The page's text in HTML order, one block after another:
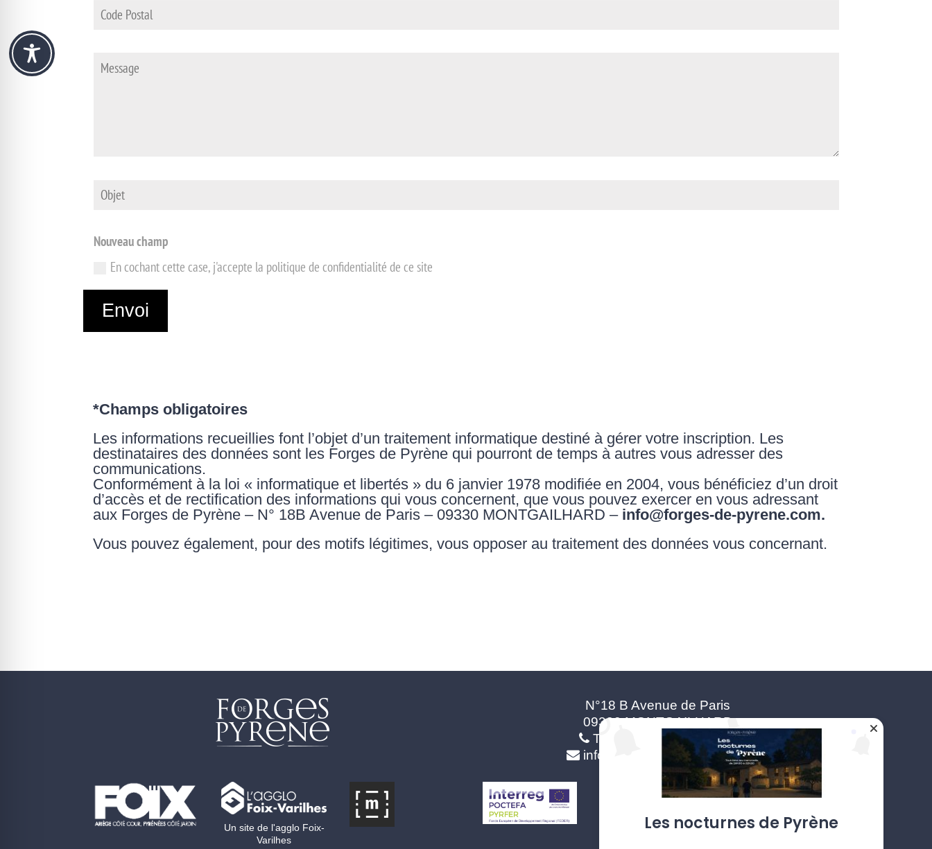
Nouveau champ
En cochant cette case, j'accepte la politique de confidentialité de ce site
Envoi
*Champs obligatoires
Les informations recueillies font l’objet d’un traitement informatique destiné à gérer votre inscription. Les
destinataires des données sont les Forges de Pyrène qui pourront de temps à autres vous adresser des
communications.
Conformément à la loi « informatique et libertés » du 6 janvier 1978 modifiée en 2004, vous bénéficiez d’un droit
d’accès et de rectification des informations qui vous concernent, que vous pouvez exercer en vous adressant
aux Forges de Pyrène – N° 18B Avenue de Paris – 09330 MONTGAILHARD – info@forges-de-pyrene.com.
Vous pouvez également, pour des motifs légitimes, vous opposer au traitement des données vous concernant.
N°18 B Avenue de Paris
09330 MONTGAILHARD
Tel. : +33(5) 34 09 30 60
info@forges-de-pyrene.com
Un site de l'agglo Foix-
Varilhes
Les nocturnes de Pyrène